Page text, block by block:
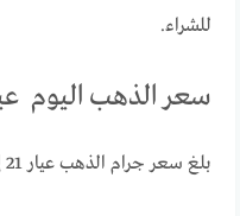
للشراء.
سعر الذهب اليوم
بلغ سعر جرام الذهب عيار 21 إلى 3440 جنيهاً للبيع، و3430 للشراء.